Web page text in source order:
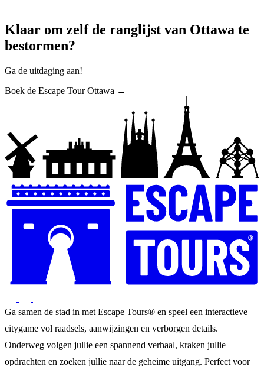
Klaar om zelf de ranglijst van Ottawa te
bestormen?
Ga de uitdaging aan!
Boek de Escape Tour Ottawa →
Ga samen de stad in met Escape Tours® en speel een interactieve
citygame vol raadsels, aanwijzingen en verborgen details.
Onderweg volgen jullie een spannend verhaal, kraken jullie
opdrachten en zoeken jullie naar de geheime uitgang. Perfect voor